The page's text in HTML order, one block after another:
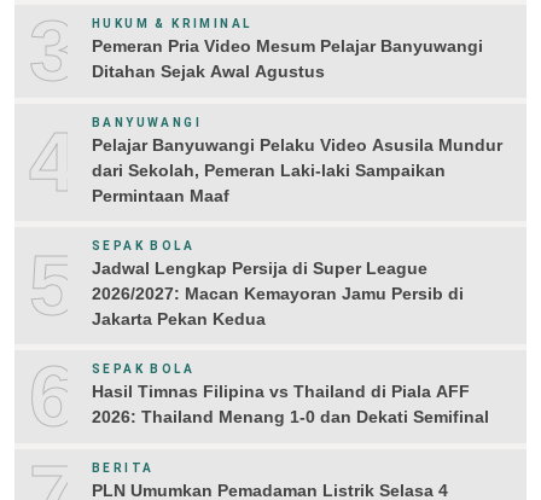
3 HUKUM & KRIMINAL
Pemeran Pria Video Mesum Pelajar Banyuwangi
Ditahan Sejak Awal Agustus
4 BANYUWANGI
Pelajar Banyuwangi Pelaku Video Asusila Mundur
dari Sekolah, Pemeran Laki-laki Sampaikan
Permintaan Maaf
5 SEPAK BOLA
Jadwal Lengkap Persija di Super League
2026/2027: Macan Kemayoran Jamu Persib di
Jakarta Pekan Kedua
6 SEPAK BOLA
Hasil Timnas Filipina vs Thailand di Piala AFF
2026: Thailand Menang 1-0 dan Dekati Semifinal
BERITA
PLN Umumkan Pemadaman Listrik Selasa 4